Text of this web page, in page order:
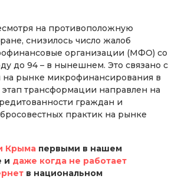
на противоположную
снизилось число жалоб
организации (МФО) со
до 94 – в нынешнем. Это связано с
рынке микрофинансирования в
трансформации направлен на
граждан и
практик на рынке
Крыма первыми в нашем
и даже когда не работает
в национальном